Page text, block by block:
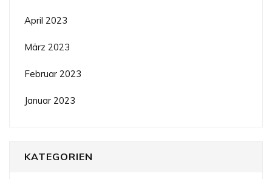
April 2023
März 2023
Februar 2023
Januar 2023
KATEGORIEN